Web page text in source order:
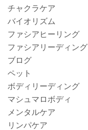
チャクラケア
バイオリズム
ファシアヒーリング
ファシアリーディング
ブログ
ペット
ボディリーディング
マシュマロボディ
メンタルケア
リンパケア